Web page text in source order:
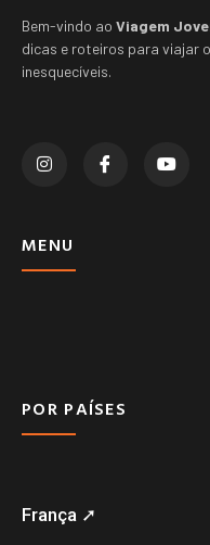
Bem-vindo ao Viagem
dicas e roteiros para viajar
inesquecíveis.
MENU
POR PAÍSES
França ➚